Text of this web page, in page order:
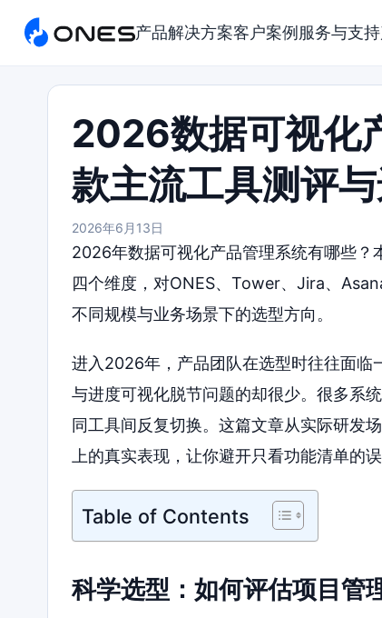
产品解决方案客户案例 服务与支持
2026数据可视化
款主流工具测评
2026年6月13日
2026年数据可视化产品管理系统有哪些？
四个维度，对ONES、Tower、Jira、
不同规模与业务场景下的选型方向。
进入2026年，产品团队在选型时往往面临
与进度可视化脱节问题的却很少。很多系
同工具间反复切换。这篇文章从实际研发
上的真实表现，让你避开只看功能清单的
Table of Contents
科学选型：如何评估项目管